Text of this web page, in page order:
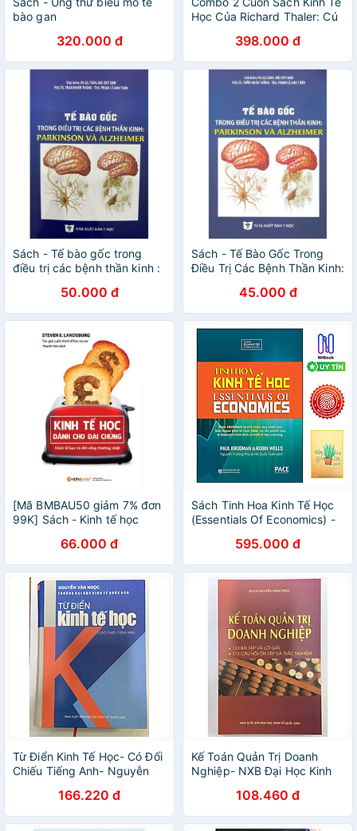
bào gan
320.000 đ
Học Của Richard Thaler: Cú
Hành Xử Cảm Tính - Nobel
Kinh Tế 2017 - Tặng Kèm
Bookmark Bamboo Books
398.000 đ
Sách - Tế bào gốc trong
điều trị các bệnh thần kinh :
50.000 đ
Sách - Tế Bào Gốc Trong
Điều Trị Các Bệnh Thần Kinh:
45.000 đ
[Mã BMBAU50 giảm 7% đơn
99K] Sách - Kinh tế học
66.000 đ
Sách Tinh Hoa Kinh Tế Học
(Essentials Of Economics) -
595.000 đ
Từ Điển Kinh Tế Học- Có Đối
Chiếu Tiếng Anh- Nguyễn
166.220 đ
Kế Toán Quản Trị Doanh
Nghiệp- NXB Đại Học Kinh
108.460 đ